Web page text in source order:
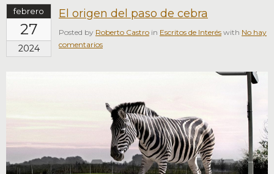
febrero
27
2024
El origen del paso de cebra
Posted by Roberto Castro in Escritos de Interés with No hay
comentarios